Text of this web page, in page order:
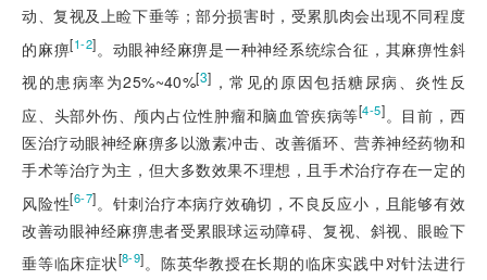
动、复视及上睑下垂等；部分损害时，受累肌肉会出现不同程度
的麻痹[1-2]。动眼神经麻痹是一种神经系统综合征，其麻痹性斜
视的患病率为25%~40%[3] ，常见的原因包括糖尿病、炎性反
应、头部外伤、颅内占位性肿瘤和脑血管疾病等[4-5]。目前，西
医治疗动眼神经麻痹多以激素冲击、改善循环、营养神经药物和
手术等治疗为主，但大多数效果不理想，且手术治疗存在一定的
风险性[6-7]。针刺治疗本病疗效确切，不良反应小，且能够有效
改善动眼神经麻痹患者受累眼球运动障碍、复视、斜视、眼睑下
垂等临床症状[8-9]。陈英华教授在长期的临床实践中对针法进行